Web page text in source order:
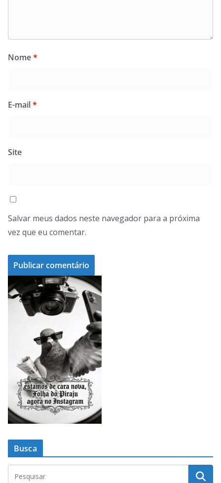
Nome*
E-mail*
Site
Salvar meus dados neste navegador para a próxima
vez que eu comentar.
Busca